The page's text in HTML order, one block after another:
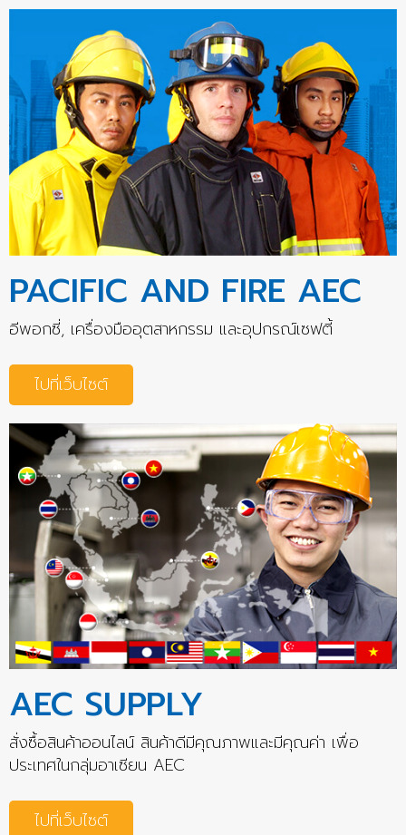
PACIFIC AND FIRE AEC
อีพอกซี่, เครื่องมืออุตสาหกรรม และอุปกรณ์เซฟตี้
ไปที่เว็บไซต์
AEC SUPPLY
สั่งซื้อสินค้าออนไลน์ สินค้าดีมีคุณภาพและมีคุณค่า เพื่อ
ประเทศในกลุ่มอาเซียน AEC
ไปที่เว็บไซต์